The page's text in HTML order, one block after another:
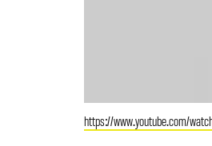
https://www.youtube.com/